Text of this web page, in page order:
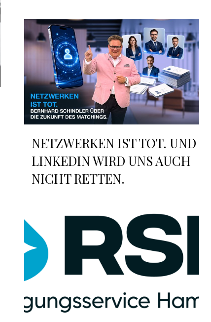
NETZWERKEN IST TOT. UND
LINKEDIN WIRD UNS AUCH
NICHT RETTEN.